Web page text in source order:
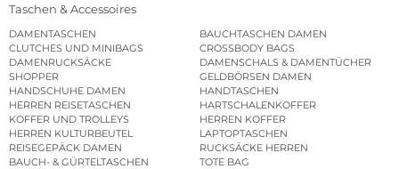
Taschen & Accessoires
DAMENTASCHEN
BAUCHTASCHEN DAMEN
CLUTCHES UND MINIBAGS
CROSSBODY BAGS
DAMENRUCKSÄCKE
DAMENSCHALS & DAMENTÜCHER
SHOPPER
GELDBÖRSEN DAMEN
HANDSCHUHE DAMEN
HANDTASCHEN
HERREN REISETASCHEN
HARTSCHALENKOFFER
KOFFER UND TROLLEYS
HERREN KOFFER
HERREN KULTURBEUTEL
LAPTOPTASCHEN
REISEGEPÄCK DAMEN
RUCKSÄCKE HERREN
BAUCH- & GÜRTELTASCHEN
TOTE BAG